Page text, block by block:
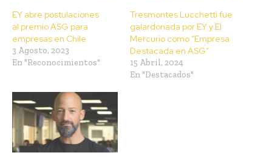
EY abre postulaciones
al premio ASG para
empresas en Chile
3 Agosto, 2023
En "Reconocimientos"
Tresmontes Lucchetti fue
galardonada por EY y El
Mercurio como “Empresa
Destacada en ASG”
15 Abril, 2024
En "Destacados"